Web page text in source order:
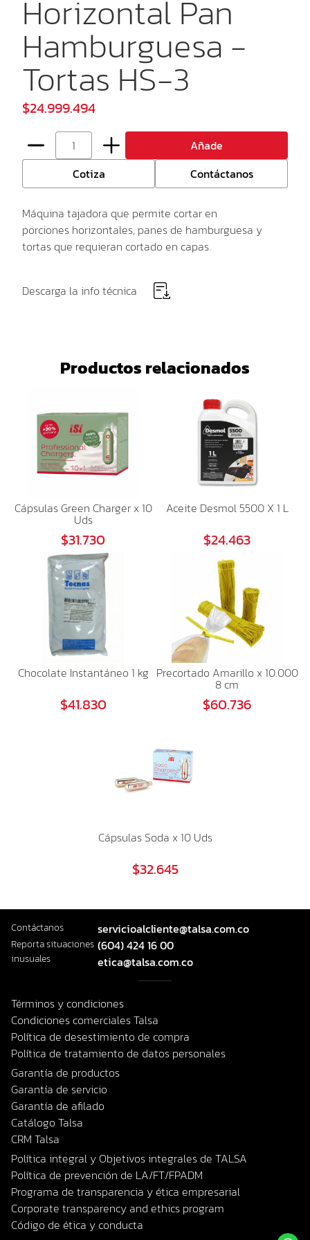
Horizontal Pan
Hamburguesa -
Tortas HS-3
$24.999.494
Añade
Cotiza
Contáctanos
Máquina tajadora que permite cortar en
porciones horizontales, panes de hamburguesa y
tortas que requieran cortado en capas.
Descarga la info técnica
Productos relacionados
Cápsulas Green Charger x 10
Uds
$31.730
Aceite Desmol 5500 X 1 L
$24.463
Chocolate Instantáneo 1 kg
$41.830
Precortado Amarillo x 10.000
8 cm
$60.736
Cápsulas Soda x 10 Uds
$32.645
Contáctanos servicioalcliente@talsa.com.co
Reporta situaciones
inusuales
(604) 424 16 00
etica@talsa.com.co
Términos y condiciones
Condiciones comerciales Talsa
Política de desestimiento de compra
Política de tratamiento de datos personales
Garantía de productos
Garantía de servicio
Garantía de afilado
Catálogo Talsa
CRM Talsa
Política integral y Objetivos integrales de TALSA
Política de prevención de LA/FT/FPADM
Programa de transparencia y ética empresarial
Corporate transparency and ethics program
Código de ética y conducta